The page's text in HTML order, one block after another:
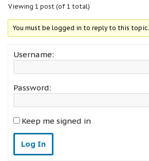
Viewing 1 post (of 1 total)
You must be logged in to reply to this topic.
Username:
Password:
Keep me signed in
Log In